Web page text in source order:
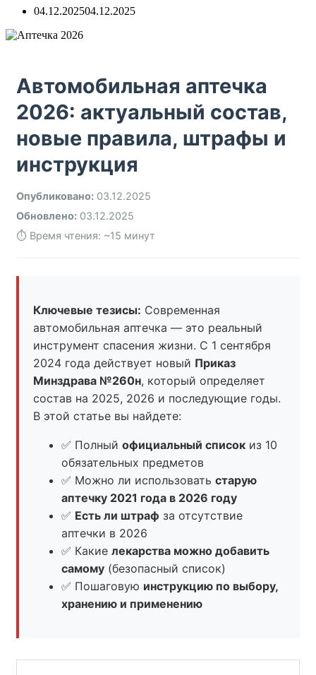
04.12.202504.12.2025
Автомобильная аптечка
2026: актуальный состав,
новые правила, штрафы и
инструкция
Опубликовано: 03.12.2025
Обновлено: 03.12.2025
⏱ Время чтения: ~15 минут
Ключевые тезисы: Современная
автомобильная аптечка — это реальный
инструмент спасения жизни. С 1 сентября
2024 года действует новый Приказ
Минздрава №260н, который определяет
состав на 2025, 2026 и последующие годы.
В этой статье вы найдете:
✅ Полный официальный список из 10
обязательных предметов
✅ Можно ли использовать старую
аптечку 2021 года в 2026 году
✅ Есть ли штраф за отсутствие
аптечки в 2026
✅ Какие лекарства можно добавить
самому (безопасный список)
✅ Пошаговую инструкцию по выбору,
хранению и применению